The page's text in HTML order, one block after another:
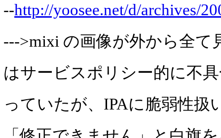
--http://yoosee.net/d/archives/
--->mixi の画像が外から全て
はサービスポリシー的に不
っていたが、IPAに脆弱性扱